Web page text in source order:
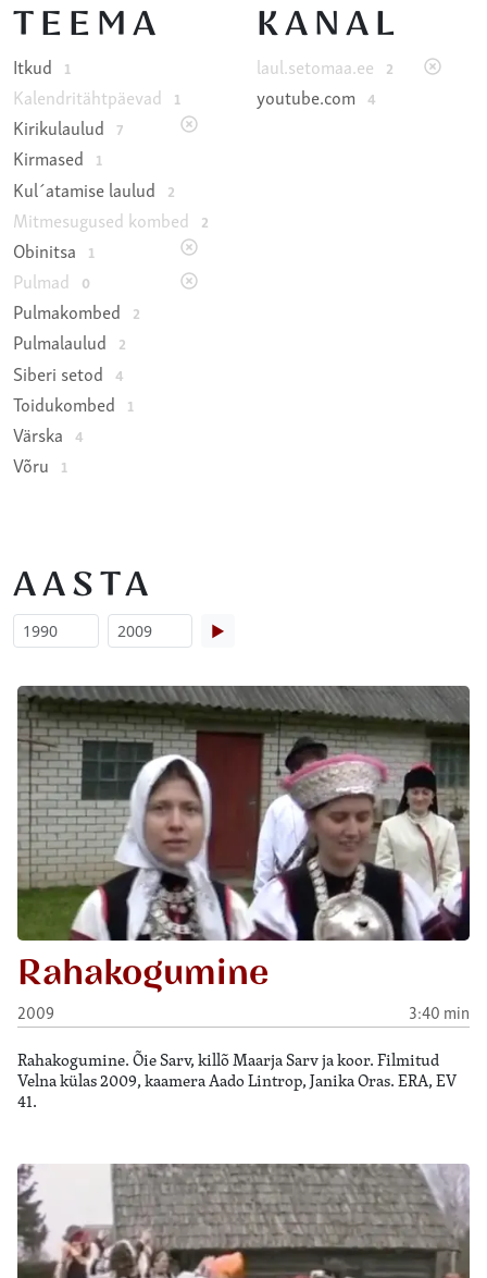
TEEMA
Itkud 1
Kalendritähtpäevad 1
Kirikulaulud 7
Kirmased 1
Kul´atamise laulud 2
Mitmesugused kombed 2
Obinitsa 1
Pulmad 0
Pulmakombed 2
Pulmalaulud 2
Siberi setod 4
Toidukombed 1
Värska 4
Võru 1
KANAL
laul.setomaa.ee 2
youtube.com 4
AASTA
▶
Rahakogumine
2009 3:40 min
Rahakogumine. Õie Sarv, killõ Maarja Sarv ja koor. Filmitud
Velna külas 2009, kaamera Aado Lintrop, Janika Oras. ERA, EV
41.